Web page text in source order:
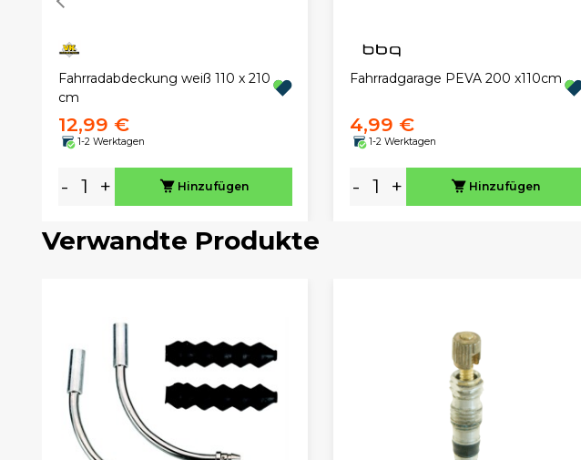
Fahrradabdeckung weiß 110 x 210
cm
12,99 €
1-2 Werktagen
- + Hinzufügen
Fahrradgarage PEVA 200 x110cm
4,99 €
1-2 Werktagen
- + Hinzufügen
Verwandte Produkte